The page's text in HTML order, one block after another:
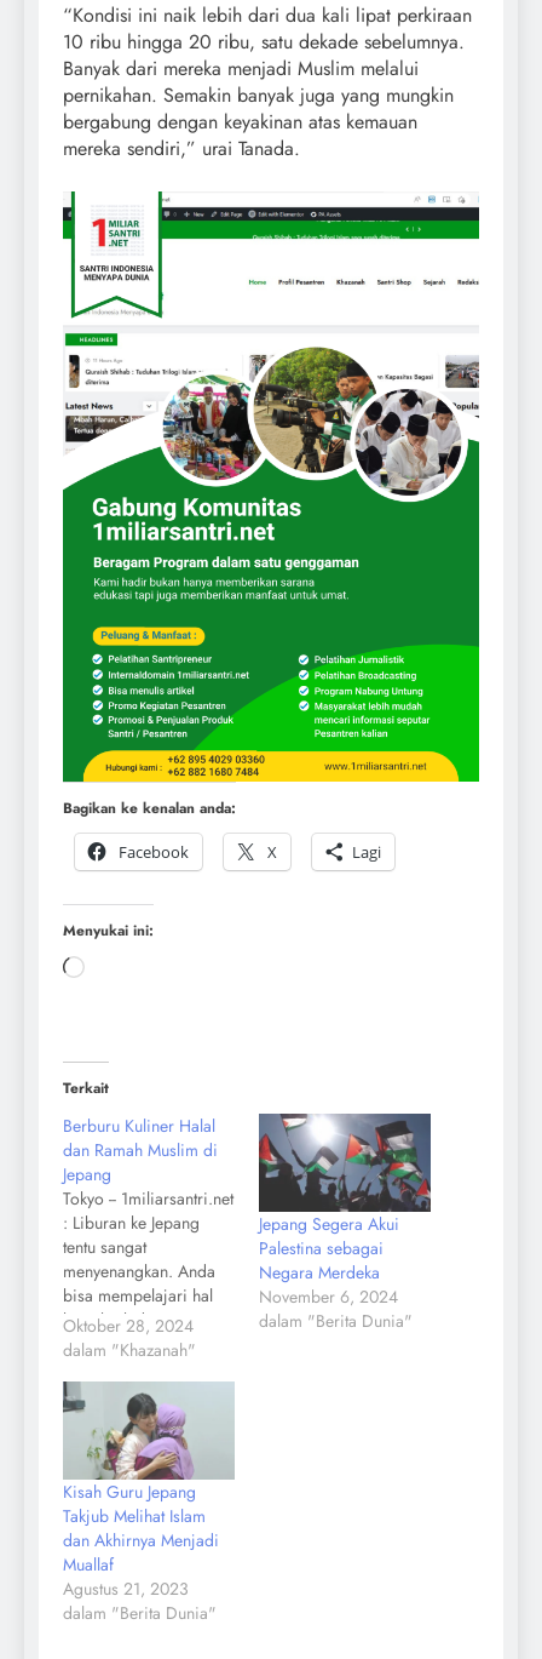
“Kondisi ini naik lebih dari dua kali lipat perkiraan
10 ribu hingga 20 ribu, satu dekade sebelumnya.
Banyak dari mereka menjadi Muslim melalui
pernikahan. Semakin banyak juga yang mungkin
bergabung dengan keyakinan atas kemauan
mereka sendiri,” urai Tanada.
Bagikan ke kenalan anda:
Facebook
X Lagi
Menyukai ini:
Terkait
Berburu Kuliner Halal
dan Ramah Muslim di
Jepang
Tokyo -- 1miliarsantri.net
: Liburan ke Jepang
tentu sangat
menyenangkan. Anda
bisa mempelajari hal
baru baik dari
kebudayaan serta
ditawarkan. Namun
sebagai Muslim ada
sedikit kekhawatiran
dalam menikmati
kuliner sana. Kini Anda
tak perlu khawatir lagi
karena di sana juga
terdapat beberapa
rrestoran halal yang
ramah kepada
Oktober 28, 2024
dalam "Khazanah"
Jepang Segera Akui
Palestina sebagai
Negara Merdeka
November 6, 2024
dalam "Berita Dunia"
Kisah Guru Jepang
Takjub Melihat Islam
dan Akhirnya Menjadi
Muallaf
Agustus 21, 2023
dalam "Berita Dunia"